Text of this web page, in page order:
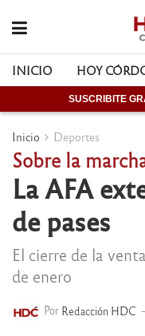
INICIO HOY
SUSCRIBITE
Inicio Deportes
Sobre la
La AFA
de pases
El cierre de la
de enero
Por Redacción HDC